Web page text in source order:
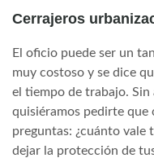
Cerrajeros
El oficio puede ser un
muy costoso y se dice
el tiempo de trabajo. Sin
quisiéramos pedirte que
preguntas: ¿cuánto vale
dejar la protección de